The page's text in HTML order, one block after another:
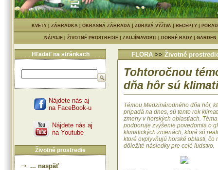
KVETY| ZÁHRADKA| OKRASNÁ ZÁHRADA| ZDRAVÁ VÝŽIVA| RECEPTY|
NÁPOJE ŽIVOTNÉ PROSTREDIE ZAUJÍMAVOSTI DOBRÉ RADY
Hľadať na stránkach
Nájdete nás aj
na FaceBook-u
Nájdete nás aj
na Youtube
Životné prostredie
... naspäť
FLORA >> Životné
Tohtoročnou
dňa hôr sú
Témou Medzinárodného dňa hôr,
pripadá na dnes, sú tento rok
zmeny v horských oblastiach. Téma
podporuje zvýšenie povedomia o
klimatických zmenách, ktoré sú
ktoré ovplyvňujú horské oblasti, čo
dôležité následky pre celé ľudstvo.